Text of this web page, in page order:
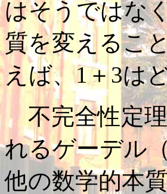
はそうではな
質を変えるこ
えば、1＋3は
不完全性定理
れるゲーデル
他の数学的本